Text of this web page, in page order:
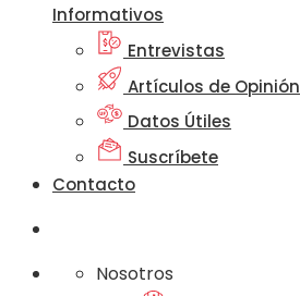
Informativos
Entrevistas
Artículos de Opinión
Datos Útiles
Suscríbete
Contacto
Nosotros